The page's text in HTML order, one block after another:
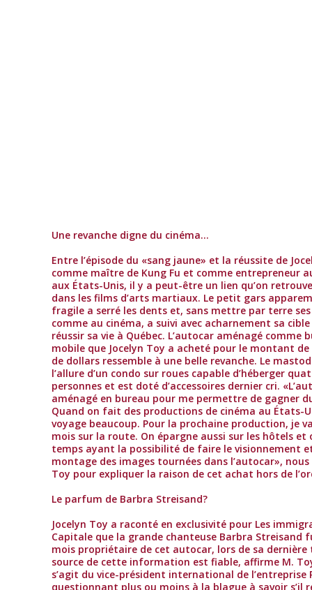
Une revanche digne du cinéma…
Entre l’épisode du «sang jaune» et la réussite de
comme maître de Kung Fu et comme entrepreneur
aux États-Unis, il y a peut-être un lien qu’on
dans les films d’arts martiaux. Le petit gars
fragile a serré les dents et, sans mettre par terre
comme au cinéma, a suivi avec acharnement sa
réussir sa vie à Québec. L’autocar aménagé comme
mobile que Jocelyn Toy a acheté pour le montant
de dollars ressemble à une belle revanche. Le
l’allure d’un condo sur roues capable d’héberger
personnes et est doté d’accessoires dernier cri.
aménagé en bureau pour me permettre de gagner
Quand on fait des productions de cinéma au États-
voyage beaucoup. Pour la prochaine production, je
mois sur la route. On épargne aussi sur les hôtels et
temps ayant la possibilité de faire le visionnement
montage des images tournées dans l’autocar»,
Toy pour expliquer la raison de cet achat hors de
Le parfum de Barbra Streisand?
Jocelyn Toy a raconté en exclusivité pour Les
Capitale que la grande chanteuse Barbra Streisand
mois propriétaire de cet autocar, lors de sa dernière
source de cette information est fiable, affirme M.
s’agit du vice-président international de l’entreprise
questionnant plus ou moins à la blague à savoir s’il